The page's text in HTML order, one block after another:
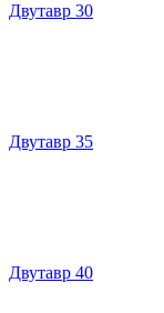
Двутавр 30
Двутавр 35
Двутавр 40